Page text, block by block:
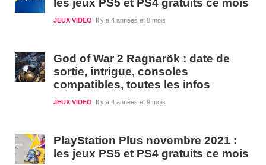
les jeux PS5 et PS4 gratuits ce mois
Il y a 4 années et 8 mois
JEUX VIDEO
God of War 2 Ragnarök : date de
sortie, intrigue, consoles
compatibles, toutes les infos
Il y a 4 années et 9 mois
JEUX VIDEO
PlayStation Plus novembre 2021 :
les jeux PS5 et PS4 gratuits ce mois